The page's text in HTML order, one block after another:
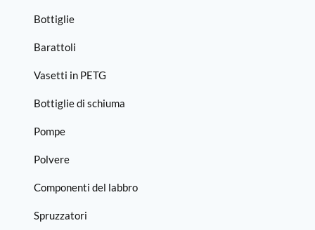
Bottiglie
Barattoli
Vasetti in PETG
Bottiglie di schiuma
Pompe
Polvere
Componenti del labbro
Spruzzatori